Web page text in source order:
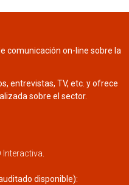
comunicación on-line sobre la
entrevistas, TV, etc. y ofrece
sobre el sector.
Interactiva.
disponible):